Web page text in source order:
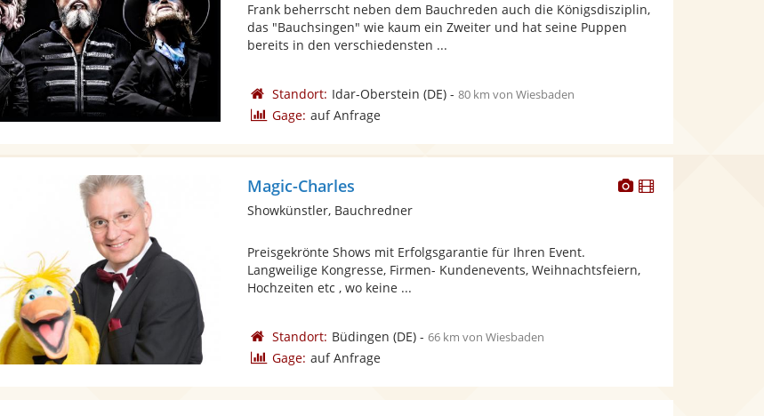
bereit.
5
Frank beherrscht neben dem Bauchreden auch die Königsdisziplin,
das "Bauchsingen" wie kaum ein Zweiter und hat seine Puppen
bereits in den verschiedensten ...
Standort: Idar-Oberstein (DE)- 80 km von Wiesbaden
Gage: auf Anfrage
DieserDieser
Magic-Charles
Showkünstler, Bauchredner
Preisgekrönte Shows mit Erfolgsgarantie für Ihren Event.
Langweilige Kongresse, Firmen- Kundenevents, Weihnachtsfeiern,
Hochzeiten etc , wo keine ...
Standort: Büdingen (DE)- 66 km von Wiesbaden
Gage: auf Anfrage